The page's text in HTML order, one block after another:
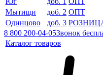
Мытищи
доб. 2 ОПТ
Одинцово
доб. 3
8 800 200-04-05Звонок
Каталог товаров